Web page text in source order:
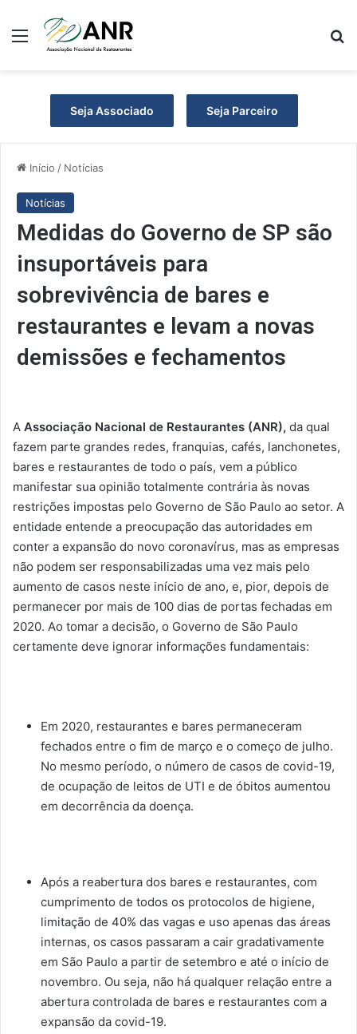
Menu
Seja Associado Seja Parceiro
Início / Notícias
Notícias
Medidas do Governo de SP são
insuportáveis para
sobrevivência de bares e
restaurantes e levam a novas
demissões e fechamentos
A Associação Nacional de Restaurantes (ANR), da qual
fazem parte grandes redes, franquias, cafés, lanchonetes,
bares e restaurantes de todo o país, vem a público
manifestar sua opinião totalmente contrária às novas
restrições impostas pelo Governo de São Paulo ao setor. A
entidade entende a preocupação das autoridades em
conter a expansão do novo coronavírus, mas as empresas
não podem ser responsabilizadas uma vez mais pelo
aumento de casos neste início de ano, e, pior, depois de
permanecer por mais de 100 dias de portas fechadas em
2020. Ao tomar a decisão, o Governo de São Paulo
certamente deve ignorar informações fundamentais:
Em 2020, restaurantes e bares permaneceram
fechados entre o fim de março e o começo de julho.
No mesmo período, o número de casos de covid-19,
de ocupação de leitos de UTI e de óbitos aumentou
em decorrência da doença.
Após a reabertura dos bares e restaurantes, com
cumprimento de todos os protocolos de higiene,
limitação de 40% das vagas e uso apenas das áreas
internas, os casos passaram a cair gradativamente
em São Paulo a partir de setembro e até o início de
novembro. Ou seja, não há qualquer relação entre a
abertura controlada de bares e restaurantes com a
expansão da covid-19.